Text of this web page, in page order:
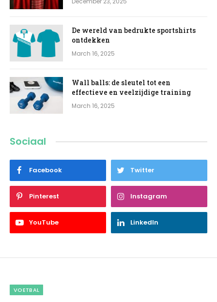
De wereld van bedrukte sportshirts
ontdekken
March 16, 2025
Wall balls: de sleutel tot een
effectieve en veelzijdige training
March 16, 2025
Sociaal
Facebook Twitter
Pinterest Instagram
YouTube LinkedIn
VOETBAL